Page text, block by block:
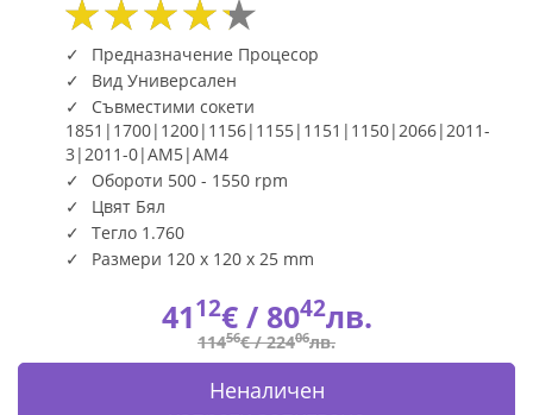
PEERLESS-
ASSASSIN-
120-
WH
(5647)
|
Fly.bg
Предназначение Процесор
Вид Универсален
Съвместими сокети
1851|1700|1200|1156|1155|1151|1150|2066|2011-
3|2011-0|AM5|AM4
Обороти 500 - 1550 rpm
Цвят Бял
Тегло 1.760
Размери 120 x 120 x 25 mm
4112€ / 8042лв.
11456€ /22406лв.
Неналичен